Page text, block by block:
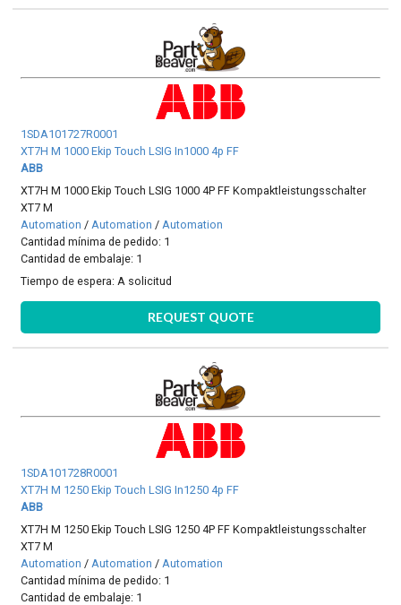
1SDA101727R0001
XT7H M 1000 Ekip Touch LSIG In1000 4p FF
ABB
XT7H M 1000 Ekip Touch LSIG 1000 4P FF Kompaktleistungsschalter
XT7 M
Automation / Automation / Automation
Cantidad mínima de pedido: 1
Cantidad de embalaje: 1
Tiempo de espera:A solicitud
REQUEST QUOTE
1SDA101728R0001
XT7H M 1250 Ekip Touch LSIG In1250 4p FF
ABB
XT7H M 1250 Ekip Touch LSIG 1250 4P FF Kompaktleistungsschalter
XT7 M
Automation / Automation / Automation
Cantidad mínima de pedido: 1
Cantidad de embalaje: 1